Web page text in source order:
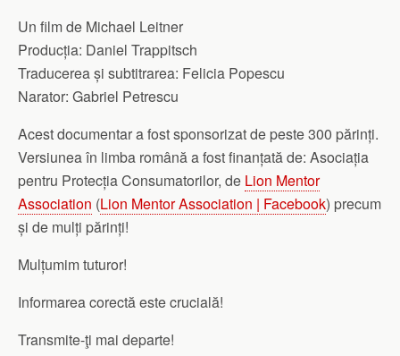
Un film de Michael Leitner
Producția: Daniel Trappitsch
Traducerea și subtitrarea: Felicia Popescu
Narator: Gabriel Petrescu
Acest documentar a fost sponsorizat de peste 300 părinți.
Versiunea în limba română a fost finanțată de: Asociația
pentru Protecția Consumatorilor, de Lion Mentor
Association (Lion Mentor Association | Facebook) precum
și de mulți părinți!
Mulțumim tuturor!
Informarea corectă este crucială!
Transmite-ţi mai departe!